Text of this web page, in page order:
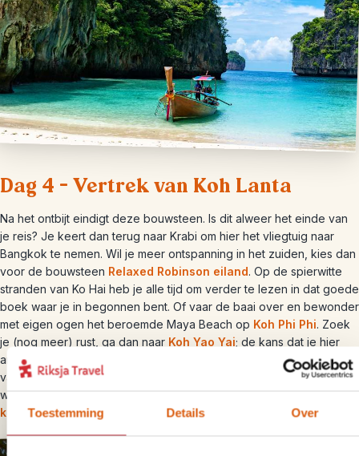
Toestemming Details Over
Dag 4 – Vertrek van Koh Lanta
Na het ontbijt eindigt deze bouwsteen. Is dit alweer het einde van
je reis? Je keert dan terug naar Krabi om hier het vliegtuig naar
Bangkok te nemen. Wil je meer ontspanning in het zuiden, kies dan
voor de bouwsteen Relaxed Robinson eiland. Op de spierwitte
stranden van Ko Hai heb je alle tijd om verder te lezen in dat goede
boek waar je in begonnen bent. Of vaar de baai over en bewonder
met eigen ogen het beroemde Maya Beach op Koh Phi Phi. Zoek
je (nog meer) rust, ga dan naar Koh Yao Yai; de kans dat je hier
andere reizigers tegenkomt is vrij klein. Of sluit je reis af op het
vasteland: wat ons betreft is
een bezoek zeker
waard. Wil je nog wat laatste zonnestralen? Kies dan voor de
kalksteenrotsen van Krabi